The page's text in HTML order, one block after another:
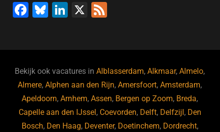
F
b
o
o
k
Bl
ky
Li
dI
n
X
Bekijk ook vacatures inAlblasserdam,Alkmaar,Almelo,
Almere,Alphen aan den Rijn,Amersfoort,Amsterdam,
Apeldoorn,Arnhem,Assen, Bergen op Zoom, Breda,
Capelle aan den IJssel , Coevorden, Delft, Delfzijl , Den
Bosch, Den Haag, Deventer, Doetinchem, Dordrecht,